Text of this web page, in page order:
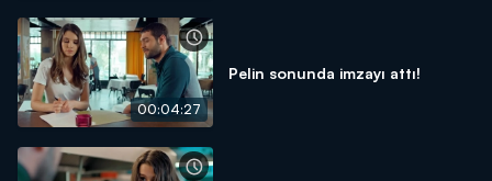
00:04:27
Pelin sonunda imzayı attı!